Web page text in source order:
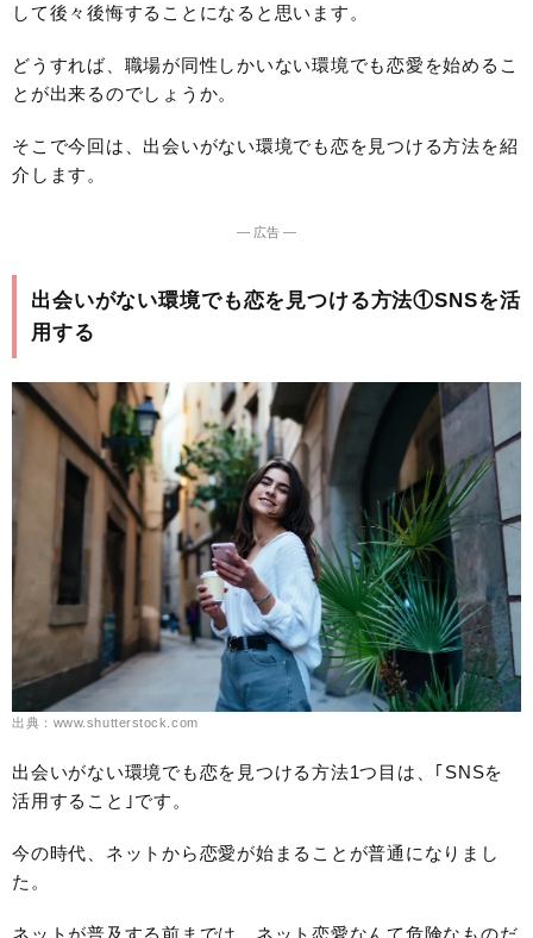
して後々後悔することになると思います。
どうすれば、職場が同性しかいない環境でも恋愛を始めるこ
とが出来るのでしょうか。
そこで今回は、出会いがない環境でも恋を見つける方法を紹
介します。
― 広告 ―
出会いがない環境でも恋を見つける方法①SNSを活
用する
出典：www.shutterstock.com
出会いがない環境でも恋を見つける方法1つ目は、｢SNSを
活用すること｣です。
今の時代、ネットから恋愛が始まることが普通になりまし
た。
ネットが普及する前までは、ネット恋愛なんて危険なものだ